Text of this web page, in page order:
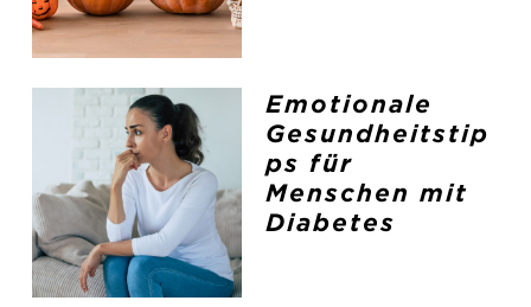
Emotionale
Gesundheitstip
ps für
Menschen mit
Diabetes